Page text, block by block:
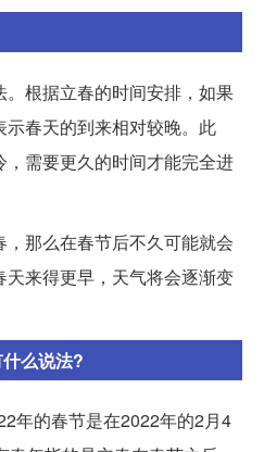
根据立春的时间安排，如果
春天的到来相对较晚。此
需要更久的时间才能完全进
那么在春节后不久可能就会
来得更早，天气将会逐渐变
么说法?
年的春节是在2022年的2月4